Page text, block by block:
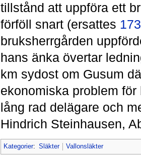
tillstånd att uppföra ett
förföll snart (ersattes
bruksherrgården
hans änka övertar
km sydost om Gusum
ekonomiska problem
lång rad delägare och
Hindrich Steinhausen,
Kategorier: Släkter Vallonsläkter